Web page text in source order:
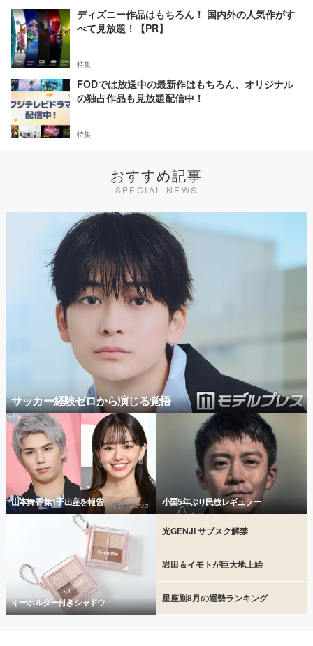
ディズニー作品はもちろん！ 国内外の人気作がす
べて見放題！【PR】
特集
FODでは放送中の最新作はもちろん、オリジナル
の独占作品も見放題配信中！
特集
おすすめ記事
SPECIAL NEWS
サッカー経験ゼロから演じる覚悟
山本舞香 第1子出産を報告 小栗5年ぶり民放レギュラー
キーホルダー付きシャドウ
光GENJI サブスク解禁
岩田＆イモトが巨大地上絵
星座別8月の運勢ランキング